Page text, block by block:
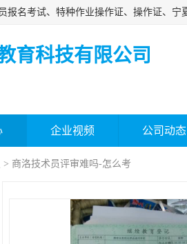
育科技有限公司
企业视频 公司动态
> 商洛技术员评审难吗-怎么考